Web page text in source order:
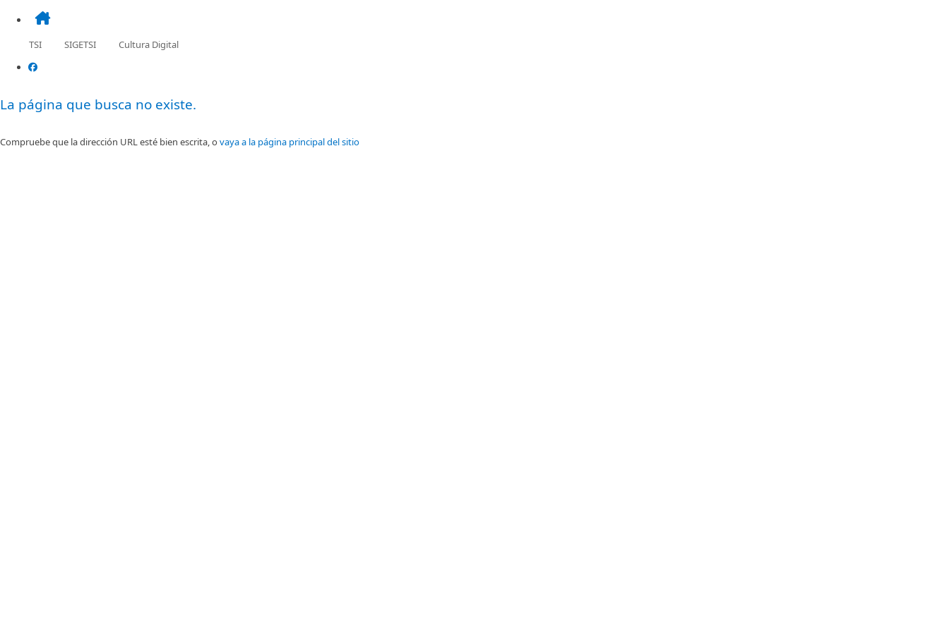
TSI SIGETSI
Cultura Digital
Facebook
La página que busca no existe.
Compruebe que la dirección URL esté bien escrita, o vaya a la página principal del sitio